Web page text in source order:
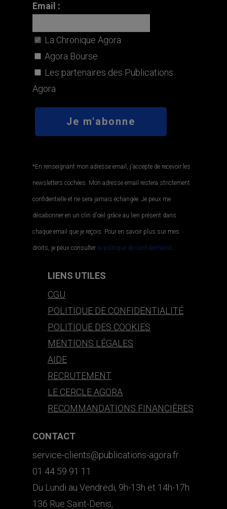
Email :
La Chronique Agora
Agora Bourse
Les partenaires des Publications
Agora
*En renseignant mon adresse email, j'accepte de recevoir les
newsletters cochées. Mon adresse email restera strictement
confidentielle et ne sera jamais échangée. Je peux me
désabonner en un clin d'œil grâce au lien présent dans
chaque email que je reçois. Pour en savoir plus sur mes
droits, je peux consulter la politique de confidentialité..
LIENS UTILES
CGU
POLITIQUE DE CONFIDENTIALITÉ
POLITIQUE DES COOKIES
MENTIONS LÉGALES
AIDE
RECRUTEMENT
LE CERCLE AGORA
RECOMMANDATIONS FINANCIÈRES
CONTACT
service-clients@publications-agora.fr
01 44 59 91 11
Du Lundi au Vendredi, 9h-13h et 14h-17h
136 Rue Saint-Denis,